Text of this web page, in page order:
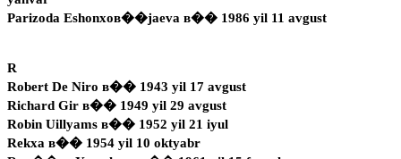
Parizoda Eshonxoв��jaeva в�� 1986 yil 11 avgust
R
Robert De Niro в�� 1943 yil 17 avgust
Richard Gir в�� 1949 yil 29 avgust
Robin Uillyams в�� 1952 yil 21 iyul
Rekxa в�� 1954 yil 10 oktyabr